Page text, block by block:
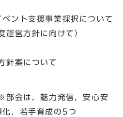
ベント支援事業採択について
運営方針に向けて）
針案について
部会は，魅力発信，安心安
，若手育成の5つ